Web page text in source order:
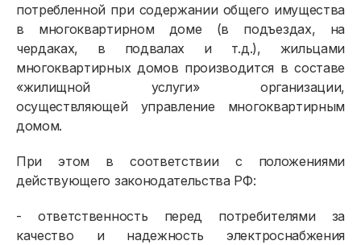
потребленной при содержании общего имущества
в многоквартирном доме (в подъездах, на
чердаках, в подвалах и т.д.), жильцами
многоквартирных домов производится в составе
«жилищной услуги» организации,
осуществляющей управление многоквартирным
домом.
При этом в соответствии с положениями
действующего законодательства РФ:
- ответственность перед потребителями за
качество и надежность электроснабжения